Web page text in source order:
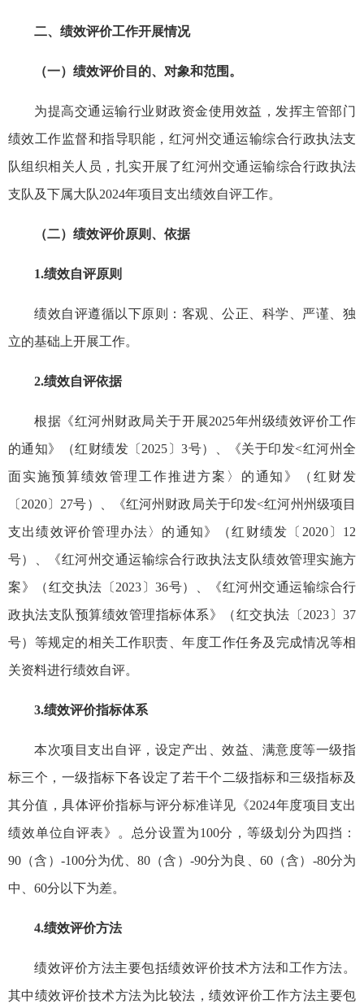
二、绩效评价工作开展情况
（一）绩效评价目的、对象和范围。
为提高交通运输行业财政资金使用效益，发挥主管部门
绩效工作监督和指导职能，红河州交通运输综合行政执法支
队组织相关人员，扎实开展了红河州交通运输综合行政执法
支队及下属大队2024年项目支出绩效自评工作。
（二）绩效评价原则、依据
1.绩效自评原则
绩效自评遵循以下原则：客观、公正、科学、严谨、独
立的基础上开展工作。
2.绩效自评依据
根据《红河州财政局关于开展2025年州级绩效评价工作
的通知》（红财绩发〔2025〕3号）、《关于印发<红河州全
面实施预算绩效管理工作推进方案〉的通知》（红财发
〔2020〕27号）、《红河州财政局关于印发<红河州州级项目
支出绩效评价管理办法〉的通知》（红财绩发〔2020〕12
号）、《红河州交通运输综合行政执法支队绩效管理实施方
案》（红交执法〔2023〕36号）、《红河州交通运输综合行
政执法支队预算绩效管理指标体系》（红交执法〔2023〕37
号）等规定的相关工作职责、年度工作任务及完成情况等相
关资料进行绩效自评。
3.绩效评价指标体系
本次项目支出自评，设定产出、效益、满意度等一级指
标三个，一级指标下各设定了若干个二级指标和三级指标及
其分值，具体评价指标与评分标准详见《2024年度项目支出
绩效单位自评表》。总分设置为100分，等级划分为四挡：
90（含）-100分为优、80（含）-90分为良、60（含）-80分为
中、60分以下为差。
4.绩效评价方法
绩效评价方法主要包括绩效评价技术方法和工作方法。
其中绩效评价技术方法为比较法，绩效评价工作方法主要包